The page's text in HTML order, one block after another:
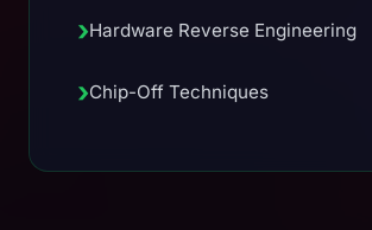
›Hardware Reverse Engineering
›Chip-Off Techniques